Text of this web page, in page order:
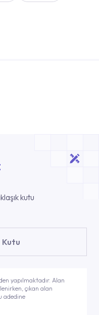
kutu
Kutu
yapılmaktadır. Alan
çıkan alan
adedine